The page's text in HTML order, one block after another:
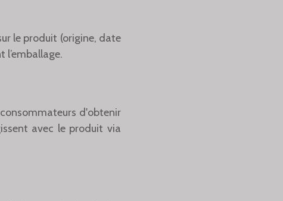
le produit (origine, date
d'obtenir
avec le produit via